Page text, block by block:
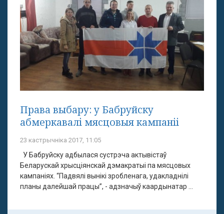
Права выбару: у Бабруйску
абмеркавалі мясцовыя кампаніі
23 кастрычніка 2017, 11:05
У Бабруйску адбылася сустрэча актывістаў
Беларускай хрысціянскай дэмакратыі па мясцовых
кампаніях. “Падвялі вынікі зробленага, удакладнілі
планы далейшай працы”, - адзначыў каардынатар ...